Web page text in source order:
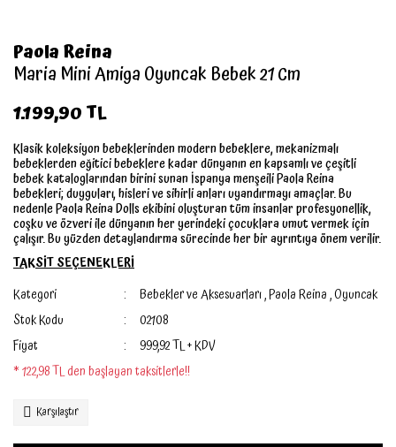
Paola Reina
Maria Mini Amiga Oyuncak Bebek 21 Cm
1.199,90 TL
Klasik koleksiyon bebeklerinden modern bebeklere, mekanizmalı
bebeklerden eğitici bebeklere kadar dünyanın en kapsamlı ve çeşitli
bebek kataloglarından birini sunan İspanya menşeili Paola Reina
bebekleri; duyguları, hisleri ve sihirli anları uyandırmayı amaçlar. Bu
nedenle Paola Reina Dolls ekibini oluşturan tüm insanlar profesyonellik,
coşku ve özveri ile dünyanın her yerindeki çocuklara umut vermek için
çalışır. Bu yüzden detaylandırma sürecinde her bir ayrıntıya önem verilir.
TAKSİT SEÇENEKLERİ
Kategori
Bebekler ve Aksesuarları,Paola Reina,Oyuncak
Stok Kodu
02108
Fiyat
999,92 TL + KDV
* 122,98 TL den başlayan taksitlerle!!
Karşılaştır